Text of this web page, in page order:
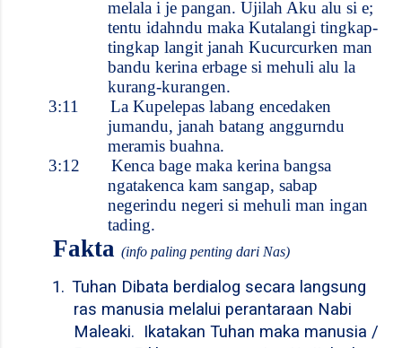
melala i je pangan. Ujilah Aku alu si e;
tentu idahndu maka Kutalangi tingkap-
tingkap langit janah Kucurcurken man
bandu kerina erbage si mehuli alu la
kurang-kurangen.
3:11
La Kupelepas labang encedaken
jumandu, janah batang anggurndu
meramis buahna.
3:12
Kenca bage maka kerina bangsa
ngatakenca kam sangap, sabap
negerindu negeri si mehuli man ingan
tading.
Fakta (info paling penting dari Nas)
1. Tuhan Dibata berdialog secara langsung
ras manusia melalui perantaraan Nabi
Maleaki. Ikatakan Tuhan maka manusia /